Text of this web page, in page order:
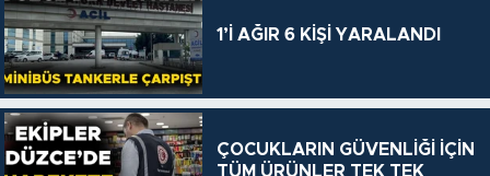
1’İ AĞIR 6 KİŞİ YARALANDI
ÇOCUKLARIN GÜVENLİĞİ İÇİN
TÜM ÜRÜNLER TEK TEK